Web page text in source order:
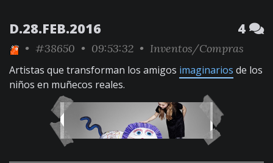
D.28.FEB.2016 4
• #38650 • 09:53:32 • Inventos/Compras
Artistas que transforman los amigos imaginarios de los
niños en muñecos reales.